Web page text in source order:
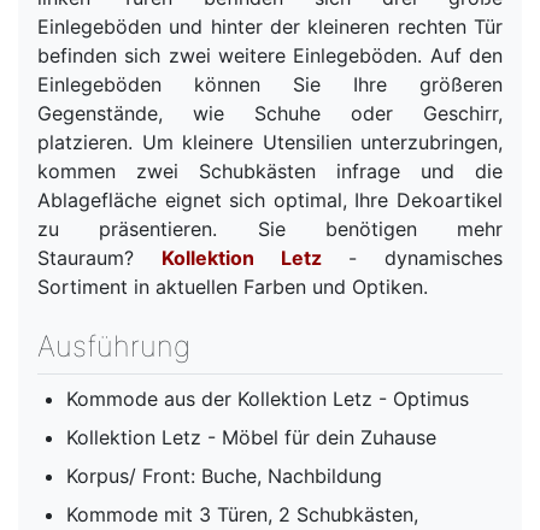
Einlegeböden und hinter der kleineren rechten Tür
befinden sich zwei weitere Einlegeböden. Auf den
Einlegeböden können Sie Ihre größeren
Gegenstände, wie Schuhe oder Geschirr,
platzieren. Um kleinere Utensilien unterzubringen,
kommen zwei Schubkästen infrage und die
Ablagefläche eignet sich optimal, Ihre Dekoartikel
zu präsentieren. Sie benötigen mehr
Stauraum? Kollektion Letz- dynamisches
Sortiment in aktuellen Farben und Optiken.
Ausführung
Kommode aus der Kollektion Letz - Optimus
Kollektion Letz - Möbel für dein Zuhause
Korpus/ Front: Buche, Nachbildung
Kommode mit 3 Türen, 2 Schubkästen,